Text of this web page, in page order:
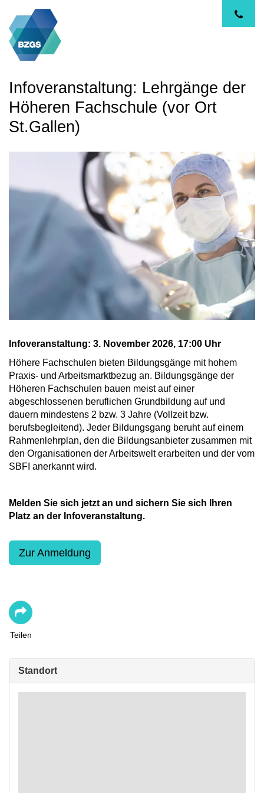
Infoveranstaltung: Lehrgänge der
Höheren Fachschule (vor Ort
St.Gallen)
Infoveranstaltung: 3. November 2026, 17:00 Uhr
Höhere Fachschulen bieten Bildungsgänge mit hohem
Praxis- und Arbeitsmarktbezug an. Bildungsgänge der
Höheren Fachschulen bauen meist auf einer
abgeschlossenen beruflichen Grundbildung auf und
dauern mindestens 2 bzw. 3 Jahre (Vollzeit bzw.
berufsbegleitend). Jeder Bildungsgang beruht auf einem
Rahmenlehrplan, den die Bildungsanbieter zusammen mit
den Organisationen der Arbeitswelt erarbeiten und der vom
SBFI anerkannt wird.
Melden Sie sich jetzt an und sichern Sie sich Ihren
Platz an der Infoveranstaltung.
Zur Anmeldung
Teilen
Standort